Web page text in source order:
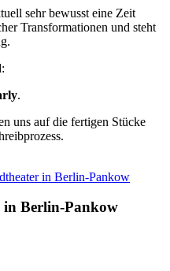
sehr bewusst eine Zeit
Trans­forma­­tionen und steht
.
uns auf die fertigen Stücke
Berlin‑Pankow